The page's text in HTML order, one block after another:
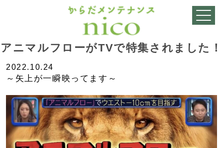
アニマルフローがTVで特集されました！
2022.10.24
～矢上が一瞬映ってます～